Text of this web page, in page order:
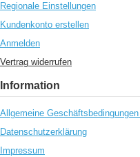
Regionale Einstellungen
Kundenkonto erstellen
Anmelden
Vertrag widerrufen
Information
Allgemeine
Datenschutzerklärung
Impressum